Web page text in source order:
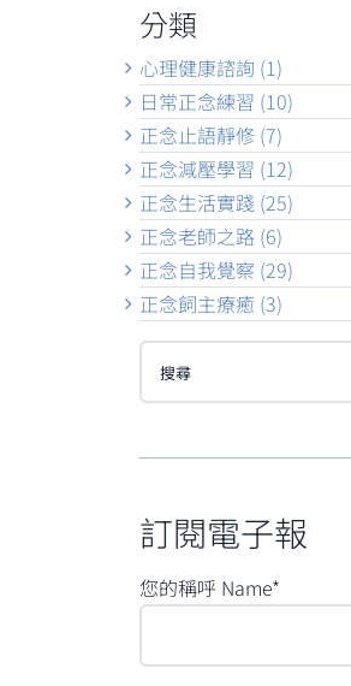
分類
心理健康諮詢 (1)
日常正念練習 (10)
正念止語靜修 (7)
正念減壓學習 (12)
正念生活實踐 (25)
正念老師之路 (6)
正念自我覺察 (29)
正念飼主療癒 (3)
訂閱電子報
您的稱呼 Name*